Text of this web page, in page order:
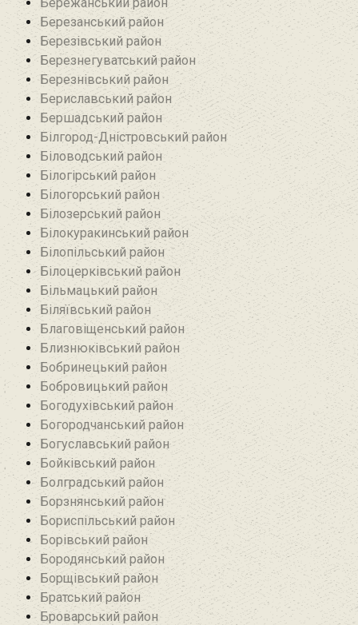
Березанський район‎
Березівський район
Березнегуватський район‎
Березнівський район‎
Бериславський район
Бершадський район
Білгород-Дністровський район
Біловодський район‎
Білогірський район
Білогорський район
Білозерський район
Білокуракинський район‎
Білопільський район
Білоцерківський район
Більмацький район
Біляївський район‎
Благовіщенський район
Близнюківський район
Бобринецький район
Бобровицький район
Богодухівський район
Богородчанський район
Богуславський район
Бойківський район
Болградський район
Борзнянський район
Бориспільський район
Борівський район
Бородянський район
Борщівський район‎
Братський район‎
Броварський район